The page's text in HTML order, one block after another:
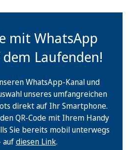
mit WhatsApp
Laufenden!
WhatsApp-Kanal und
unseres umfangreichen
direkt auf Ihr Smartphone.
QR-Code mit Ihrem Handy
Sie bereits mobil unterwegs
aufdiesen Link.